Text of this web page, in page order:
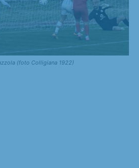
(foto Colligiana 1922)